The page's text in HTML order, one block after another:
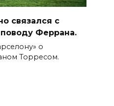
связался с
Феррана.
о
Торресом.